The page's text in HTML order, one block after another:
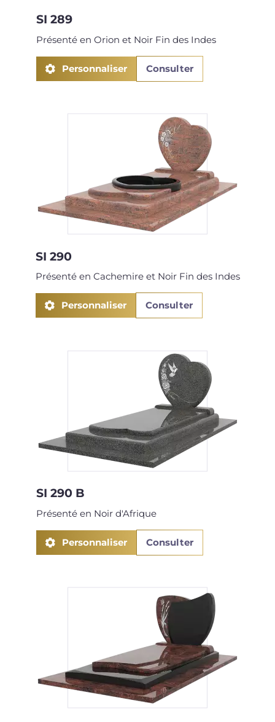
SI 289
Présenté en Orion et Noir Fin des Indes
Personnaliser Consulter
SI 290
Présenté en Cachemire et Noir Fin des Indes
Personnaliser Consulter
SI 290 B
Présenté en Noir d'Afrique
Personnaliser Consulter